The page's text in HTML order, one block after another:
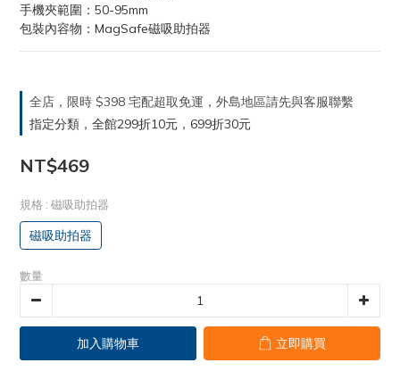
手機夾範圍：50-95mm
包裝內容物：MagSafe磁吸助拍器
全店，限時 $398 宅配超取免運，外島地區請先與客服聯繫
指定分類，全館299折10元，699折30元
NT$469
規格 : 磁吸助拍器
磁吸助拍器
數量
加入購物車 立即購買